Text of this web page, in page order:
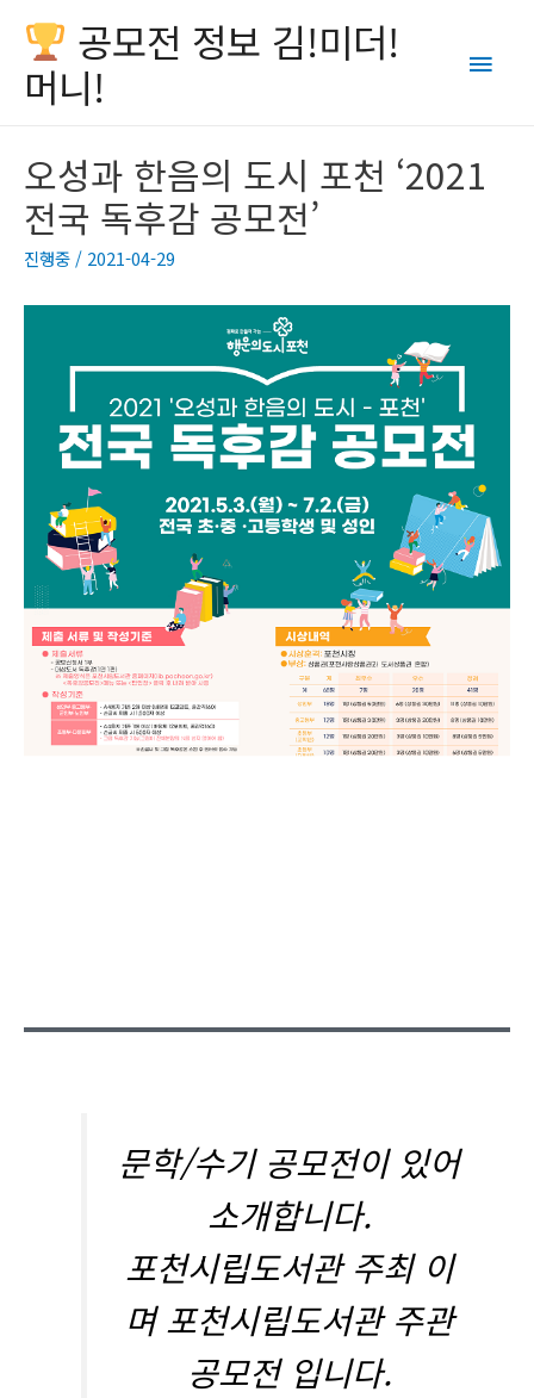
공모전 정보 김!미더!
머니!
Main
오성과 한음의 도시 포천 ‘2021
전국 독후감 공모전’
진행중 / 2021-04-29
문학/수기 공모전이 있어
소개합니다.
포천시립도서관 주최 이
며 포천시립도서관 주관
공모전 입니다.